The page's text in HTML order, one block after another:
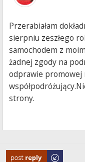
Przerabiałam
sierpniu zeszłego
samochodem z
żadnej zgody na
odprawie promowej
strony.
Odpowiedz